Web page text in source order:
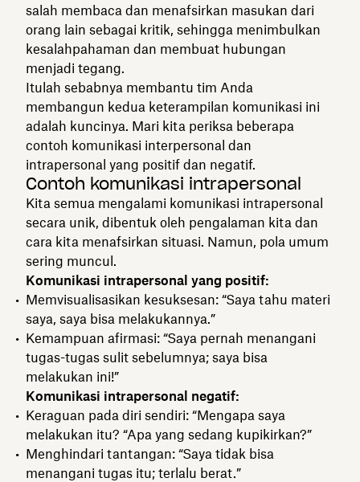
salah membaca dan menafsirkan masukan dari
orang lain sebagai kritik, sehingga menimbulkan
kesalahpahaman dan membuat hubungan
menjadi tegang.
Itulah sebabnya membantu tim Anda
membangun kedua keterampilan komunikasi ini
adalah kuncinya. Mari kita periksa beberapa
contoh komunikasi interpersonal dan
intrapersonal yang positif dan negatif.
Contoh komunikasi intrapersonal
Kita semua mengalami komunikasi intrapersonal
secara unik, dibentuk oleh pengalaman kita dan
cara kita menafsirkan situasi. Namun, pola umum
sering muncul.
Komunikasi intrapersonal yang positif:
Memvisualisasikan kesuksesan: “Saya tahu materi
saya, saya bisa melakukannya.”
Kemampuan afirmasi: “Saya pernah menangani
tugas-tugas sulit sebelumnya; saya bisa
melakukan ini!”
Komunikasi intrapersonal negatif:
Keraguan pada diri sendiri: “Mengapa saya
melakukan itu? “Apa yang sedang kupikirkan?”
Menghindari tantangan: “Saya tidak bisa
menangani tugas itu; terlalu berat.”